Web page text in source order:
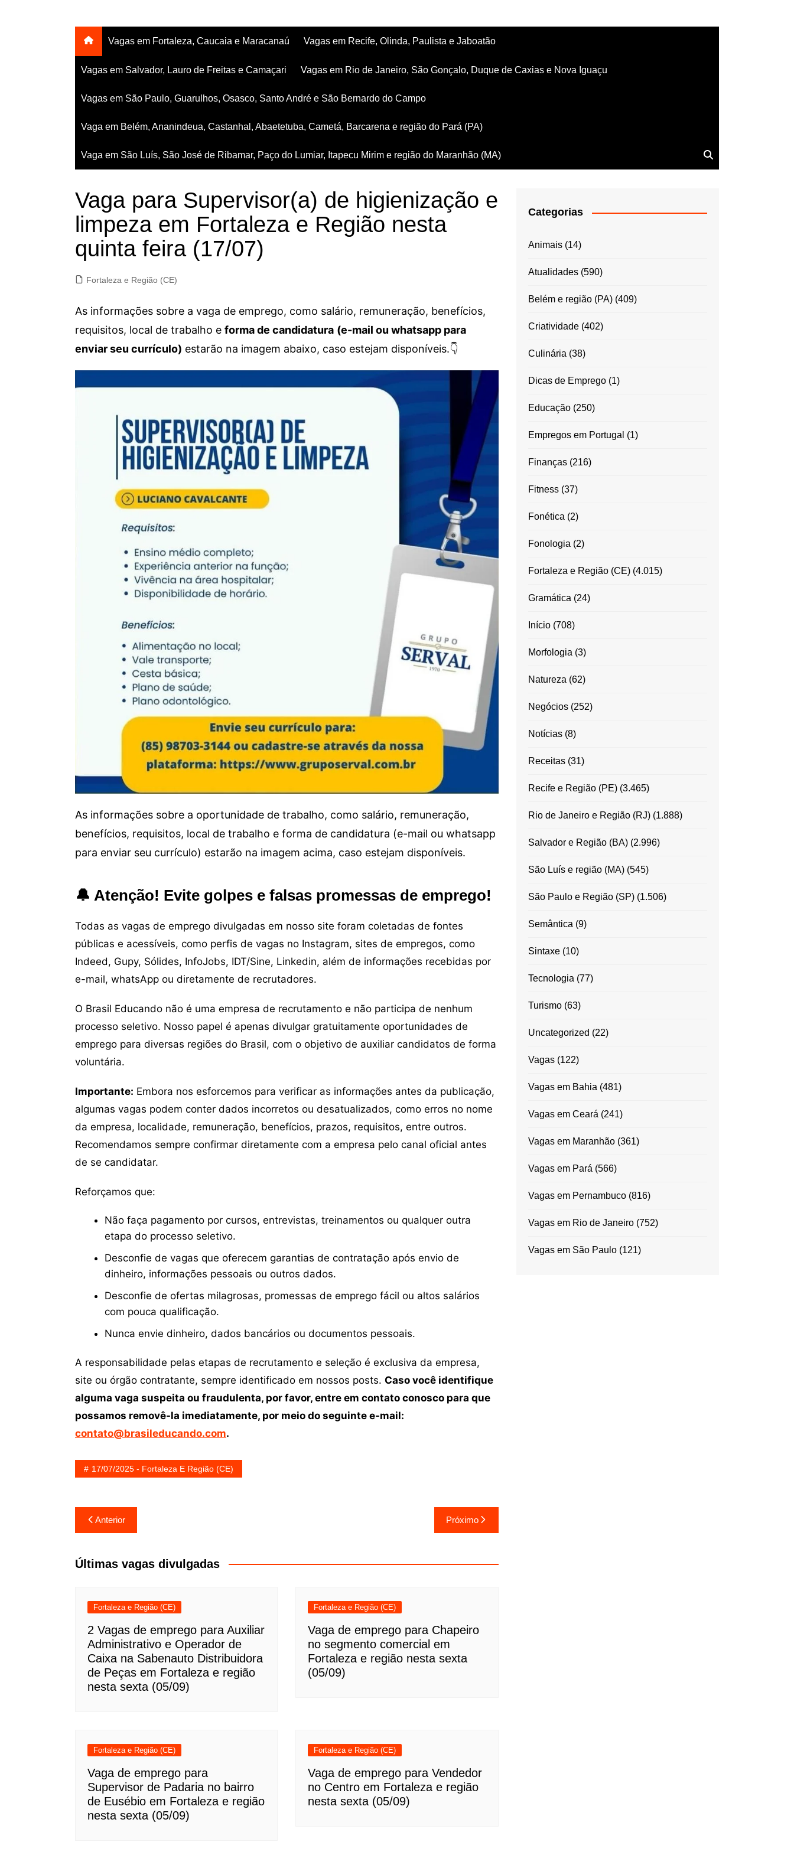
Vagas em Fortaleza, Caucaia e Maracanaú Vagas em Recife, Olinda, Paulista e Jaboatão
Vagas em Salvador, Lauro de Freitas e Camaçari Vagas em Rio de Janeiro, São Gonçalo, Duque de Caxias e Nova Iguaçu
Vagas em São Paulo, Guarulhos, Osasco, Santo André e São Bernardo do Campo
Vaga em Belém, Ananindeua, Castanhal, Abaetetuba, Cametá, Barcarena e região do Pará (PA)
Vaga em São Luís, São José de Ribamar, Paço do Lumiar, Itapecu Mirim e região do Maranhão (MA)
Vaga para Supervisor(a) de higienização e
limpeza em Fortaleza e Região nesta
quinta feira (17/07)
Fortaleza e Região (CE)
As informações sobre a vaga de emprego, como salário, remuneração, benefícios,
requisitos, local de trabalho e forma de candidatura (e-mail ou whatsapp para
enviar seu currículo) estarão na imagem abaixo, caso estejam disponíveis.👇
As informações sobre a oportunidade de trabalho, como salário, remuneração,
benefícios, requisitos, local de trabalho e forma de candidatura (e-mail ou whatsapp
para enviar seu currículo) estarão na imagem acima, caso estejam disponíveis.
🔔 Atenção! Evite golpes e falsas promessas de emprego!
Todas as vagas de emprego divulgadas em nosso site foram coletadas de fontes
públicas e acessíveis, como perfis de vagas no Instagram, sites de empregos, como
Indeed, Gupy, Sólides, InfoJobs, IDT/Sine, Linkedin, além de informações recebidas por
e-mail, whatsApp ou diretamente de recrutadores.
O Brasil Educando não é uma empresa de recrutamento e não participa de nenhum
processo seletivo. Nosso papel é apenas divulgar gratuitamente oportunidades de
emprego para diversas regiões do Brasil, com o objetivo de auxiliar candidatos de forma
voluntária.
Importante: Embora nos esforcemos para verificar as informações antes da publicação,
algumas vagas podem conter dados incorretos ou desatualizados, como erros no nome
da empresa, localidade, remuneração, benefícios, prazos, requisitos, entre outros.
Recomendamos sempre confirmar diretamente com a empresa pelo canal oficial antes
de se candidatar.
Reforçamos que:
Não faça pagamento por cursos, entrevistas, treinamentos ou qualquer outra
etapa do processo seletivo.
Desconfie de vagas que oferecem garantias de contratação após envio de
dinheiro, informações pessoais ou outros dados.
Desconfie de ofertas milagrosas, promessas de emprego fácil ou altos salários
com pouca qualificação.
Nunca envie dinheiro, dados bancários ou documentos pessoais.
A responsabilidade pelas etapas de recrutamento e seleção é exclusiva da empresa,
site ou órgão contratante, sempre identificado em nossos posts. Caso você identifique
alguma vaga suspeita ou fraudulenta, por favor, entre em contato conosco para que
possamos removê-la imediatamente, por meio do seguinte e-mail:
contato@brasileducando.com.
17/07/2025 - Fortaleza E Região (CE)
Navegação
de
Post
Anterior Próximo
Últimas vagas divulgadas
Fortaleza e Região (CE)
2 Vagas de emprego para Auxiliar
Administrativo e Operador de
Caixa na Sabenauto Distribuidora
de Peças em Fortaleza e região
nesta sexta (05/09)
Fortaleza e Região (CE)
Vaga de emprego para Chapeiro
no segmento comercial em
Fortaleza e região nesta sexta
(05/09)
Fortaleza e Região (CE)
Vaga de emprego para
Supervisor de Padaria no bairro
de Eusébio em Fortaleza e região
nesta sexta (05/09)
Fortaleza e Região (CE)
Vaga de emprego para Vendedor
no Centro em Fortaleza e região
nesta sexta (05/09)
Categorias
Animais(14)
Atualidades(590)
Belém e região (PA)(409)
Criatividade(402)
Culinária (38)
Dicas de Emprego(1)
Educação(250)
Empregos em Portugal (1)
Finanças(216)
Fitness(37)
Fonética (2)
Fonologia (2)
Fortaleza e Região (CE)(4.015)
Gramática (24)
Início(708)
Morfologia (3)
Natureza (62)
Negócios(252)
Notícias(8)
Receitas(31)
Recife e Região (PE)(3.465)
Rio de Janeiro e Região (RJ)(1.888)
Salvador e Região (BA)(2.996)
São Luís e região (MA)(545)
São Paulo e Região (SP)(1.506)
Semântica (9)
Sintaxe(10)
Tecnologia (77)
Turismo(63)
Uncategorized (22)
Vagas(122)
Vagas em Bahia (481)
Vagas em Ceará (241)
Vagas em Maranhão(361)
Vagas em Pará (566)
Vagas em Pernambuco(816)
Vagas em Rio de Janeiro(752)
Vagas em São Paulo(121)